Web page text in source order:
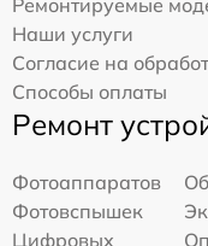
Ремонтируемые
Наши услуги
Согласие на
Способы оплаты
Ремонт
Фотоаппаратов
Фотовспышек
Цифровых